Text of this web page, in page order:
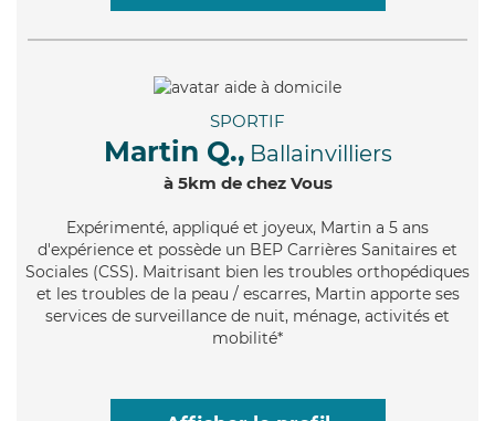
SPORTIF
Martin Q., Ballainvilliers
à 5km de chez Vous
Expérimenté, appliqué et joyeux, Martin a 5 ans
d'expérience et possède un BEP Carrières Sanitaires et
Sociales (CSS). Maitrisant bien les troubles orthopédiques
et les troubles de la peau / escarres, Martin apporte ses
services de surveillance de nuit, ménage, activités et
mobilité*